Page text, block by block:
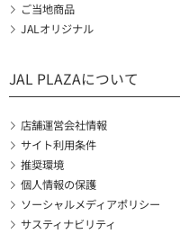
ご当地商品
JALオリジナル
JAL PLAZAについて
店舗運営会社情報
サイト利用条件
推奨環境
個人情報の保護
ソーシャルメディアポリシー
サスティナビリティ